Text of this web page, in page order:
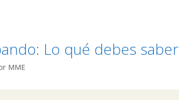
Lo qué debes saber
MME